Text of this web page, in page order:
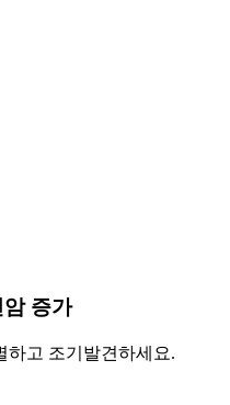
증가
하고 조기발견하세요.